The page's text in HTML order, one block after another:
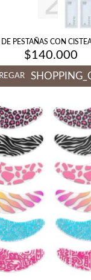
DE PESTAÑAS CON
$140.000